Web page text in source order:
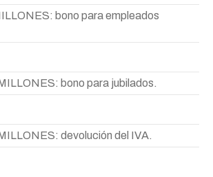
bono para empleados
bono para jubilados.
devolución del IVA.